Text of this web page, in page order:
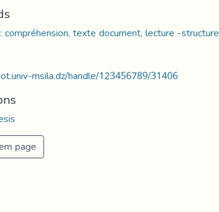
texte document, lecture -structure
msila.dz/handle/123456789/31406
page